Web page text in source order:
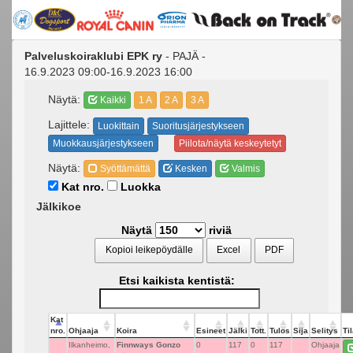
Palveluskoiraklubi EPK ry - PAJÄ -
16.9.2023 09:00-16.9.2023 16:00
Näytä: Kaikki 1 A 2 A 3 A
Lajittele: Luokittain
Suoritusjärjestykseen
Muokkausjärjestykseen
Piilota/näytä keskeytetyt
Näytä: Syöttämättä Kesken Valmis
Kat nro.
Luokka
Jälkikoe
Näytä
riviä
Kopioi leikepöydälle Excel PDF
Etsi kaikista kentistä:
Kat
nro.
Ohjaaja Koira Esineet Jälki Tott. Tulos Sija Selitys
Ilkanheimo,
Finnways Gonzo
0 117 0 117
Ohjaaja